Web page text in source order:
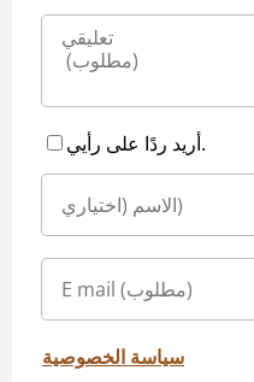
أريد ردًا على رأيي.
سياسة الخصوصية